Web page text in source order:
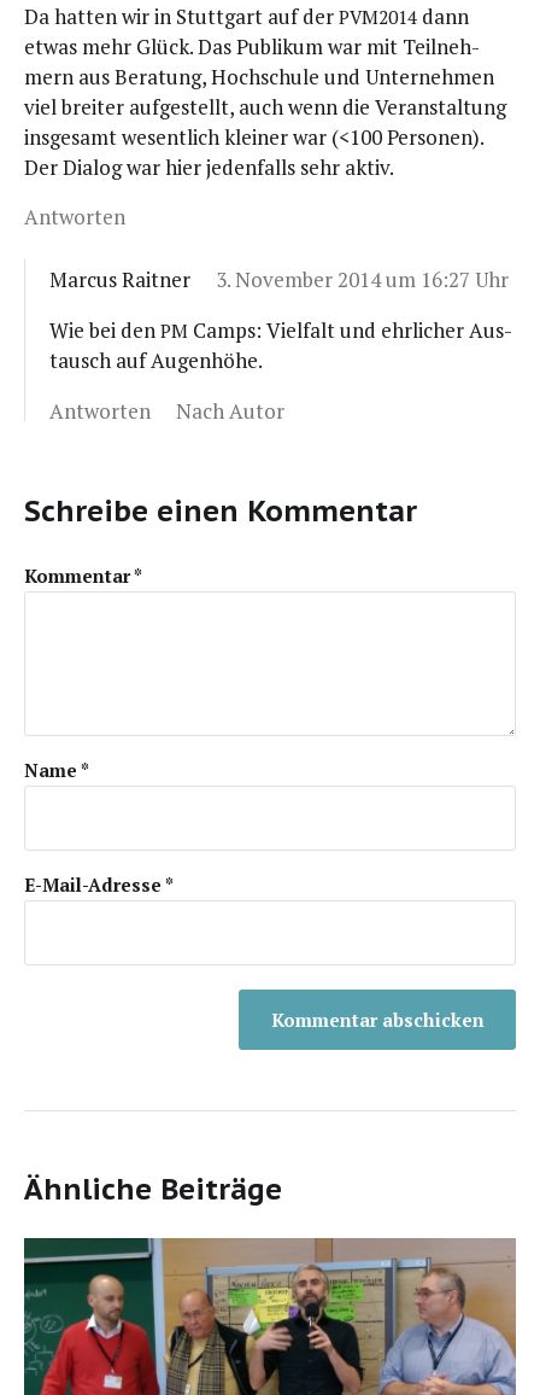
Da hat­ten wir in Stutt­gart auf der PVM2014 dann
etwas mehr Glück. Das Publi­kum war mit Teil­neh­
mern aus Bera­tung, Hoch­schu­le und Unter­neh­men
viel brei­ter auf­ge­stellt, auch wenn die Ver­an­stal­tung
ins­ge­samt wesent­lich klei­ner war (<100 Per­so­nen).
Der Dia­log war hier jeden­falls sehr aktiv.
Antworten
Marcus Raitner
3. November 2014 um 16:27 Uhr
Wie bei denPM Camps: Viel­falt und ehr­li­cher Aus­
tausch auf Augenhöhe.
Antworten
Nach Autor
Schreibe einen Kommentar
Kommentar*
Name *
E-Mail-Adresse *
Ähnliche Beiträge